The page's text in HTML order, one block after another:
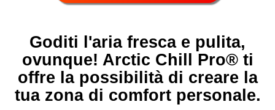
Goditi l'aria fresca e pulita,
ovunque! Arctic Chill Pro®️ ti
offre la possibilità di creare la
tua zona di comfort personale.